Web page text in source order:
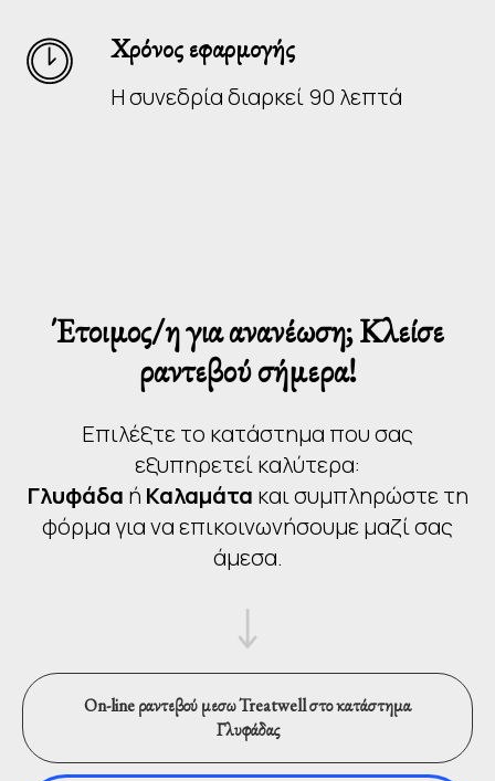
Χρόνος εφαρμογής
Η συνεδρία διαρκεί 90 λεπτά
Έτοιμος/η για ανανέωση; Κλείσε
ραντεβού σήμερα!
Επιλέξτε το κατάστημα που σας
εξυπηρετεί καλύτερα:
Γλυφάδα ή Καλαμάτα και συμπληρώστε τη
φόρμα για να επικοινωνήσουμε μαζί σας
άμεσα.
On-line ραντεβού μεσω Treatwell στο κατάστημα
Γλυφάδας